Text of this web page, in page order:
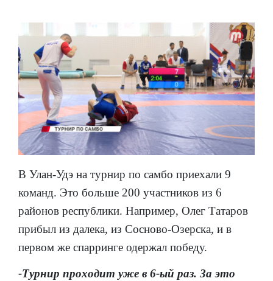
В Улан-Удэ на турнир по самбо приехали 9
команд. Это больше 200 участников из 6
районов республики. Например, Олег Татаров
прибыл из далека, из Сосново-Озерска, и в
первом же спарринге одержал победу.
-Турнир проходит уже в 6-ый раз. За это